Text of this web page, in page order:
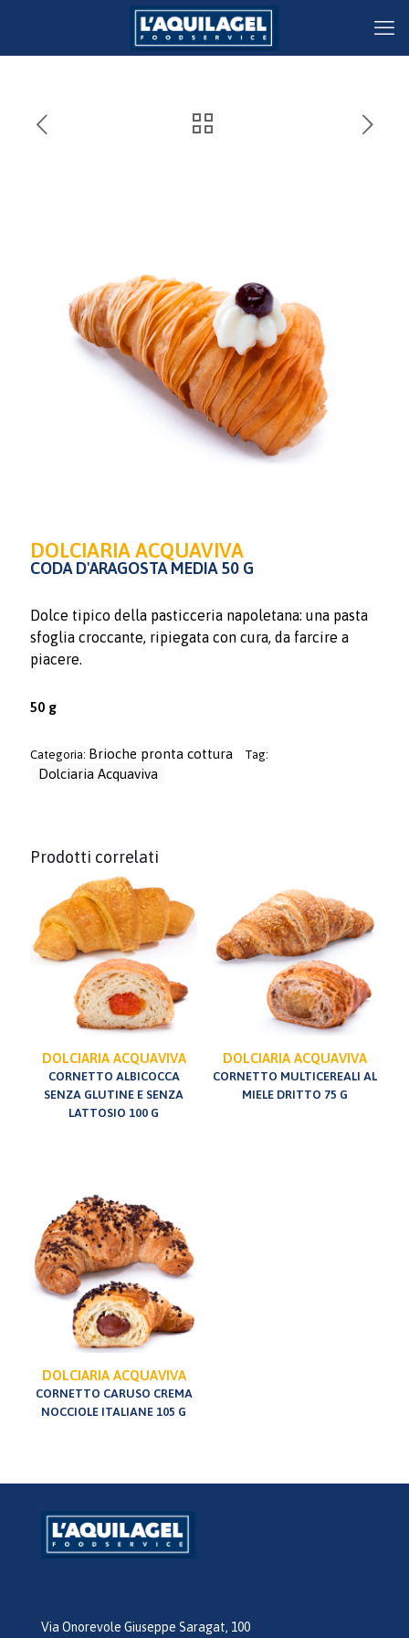
DOLCIARIA ACQUAVIVA
CODA D'ARAGOSTA MEDIA 50 G
Dolce tipico della pasticceria napoletana: una pasta
sfoglia croccante, ripiegata con cura, da farcire a
piacere.
50 g
Categoria: Brioche pronta cottura Tag:
Dolciaria Acquaviva
Prodotti correlati
DOLCIARIA ACQUAVIVA
CORNETTO ALBICOCCA
SENZA GLUTINE E SENZA
LATTOSIO 100 G
DOLCIARIA ACQUAVIVA
CORNETTO MULTICEREALI AL
MIELE DRITTO 75 G
DOLCIARIA ACQUAVIVA
CORNETTO CARUSO CREMA
NOCCIOLE ITALIANE 105 G
Via Onorevole Giuseppe Saragat, 100